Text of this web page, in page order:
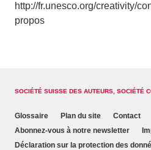
http://fr.unesco.org/creativity/
propos
SOCIÉTÉ SUISSE DES AUTEURS, SOCIÉTÉ
Glossaire Plan du site
Contact
Abonnez-vous à notre newsletter
Déclaration sur la protection des